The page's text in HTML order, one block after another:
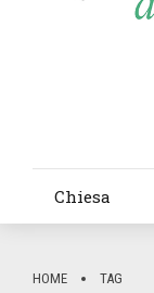
Chiesa
HOME TAG